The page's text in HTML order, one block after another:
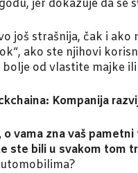
jer dokazuje da se
još strašnija, čak i
ako ste njihovi
od vlastite majke
Kompanija
o vama zna vaš
ste bili u svakom tom